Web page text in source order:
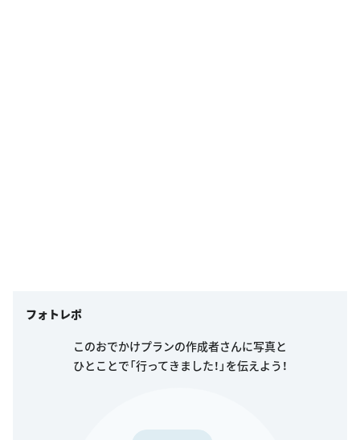
フォトレポ
このおでかけプランの作成者さんに写真と
ひとことで「行ってきました！」を伝えよう！